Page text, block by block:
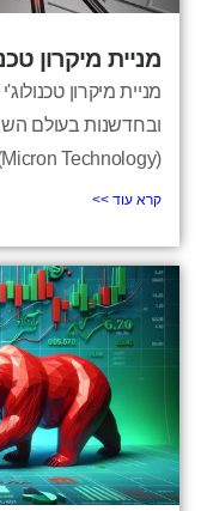
מניית מיקרון
מניית מיקרון
ובחדשנות בעולם
(Micron Technology) היא אחת החברות...
קרא עוד >>